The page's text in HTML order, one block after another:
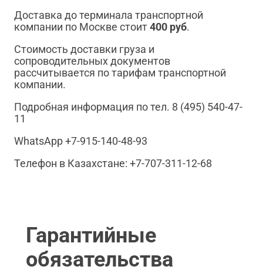
Доставка до терминала транспортной
компании по Москве стоит400 руб.
Стоимость доставки груза и
сопроводительных документов
рассчитывается по тарифам транспортной
компании.
Подробная информация по тел. 8 (495) 540-47-
11
WhatsApp +7-915-140-48-93
Телефон в Казахстане: +7-707-311-12-68
Гарантийные
обязательства